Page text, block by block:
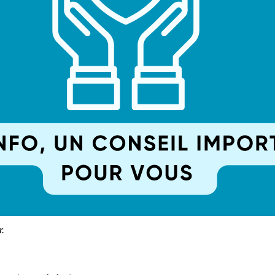
est fait de petites victoires quotidiennes.
quelques pistes :
à la guérison, mais ils ne sont pas une fatalité. Avec une
son corps